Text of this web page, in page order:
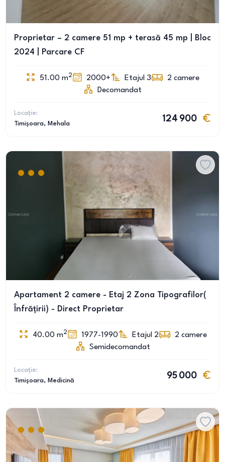
Proprietar – 2 camere 51 mp + terasă 45 mp | Bloc
2024 | Parcare CF
51.00 m2 2000+ Etajul 3 2 camere
Decomandat
Locație:
Timișoara, Mehala
124 900
Apartament 2 camere - Etaj 2 Zona Tipografilor(
Înfrățirii) - Direct Proprietar
40.00 m2 1977-1990 Etajul 2 2 camere
Semidecomandat
Locație:
Timișoara, Medicină
95 000